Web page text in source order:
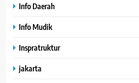
Info Daerah
Info Mudik
Inspratruktur
jakarta